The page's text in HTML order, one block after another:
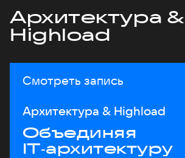
Архитектура &
Highload
Смотреть запись
Архитектура & Highload
Объединяя
IT‑архитектуру